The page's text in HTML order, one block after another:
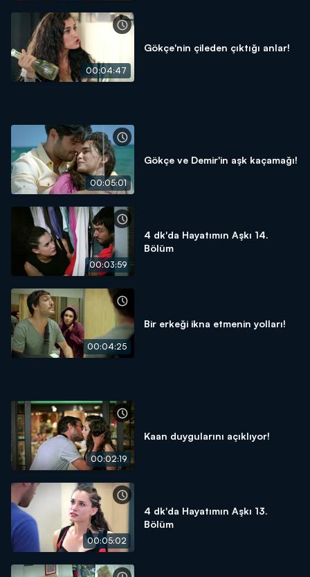
00:04:47
Gökçe'nin çileden çıktığı anlar!
00:05:01
Gökçe ve Demir'in aşk kaçamağı!
00:03:59
4 dk'da Hayatımın Aşkı 14.
Bölüm
00:04:25
Bir erkeği ikna etmenin yolları!
00:02:19
Kaan duygularını açıklıyor!
00:05:02
4 dk'da Hayatımın Aşkı 13.
Bölüm